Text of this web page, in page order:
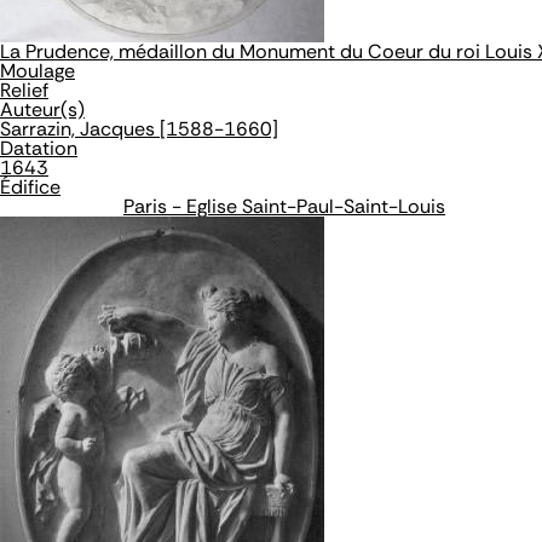
La Prudence, médaillon du Monument du Coeur du roi Louis
Moulage
Relief
Auteur(s)
Sarrazin, Jacques [1588-1660]
Datation
1643
Édifice
Paris - Eglise Saint-Paul-Saint-Louis